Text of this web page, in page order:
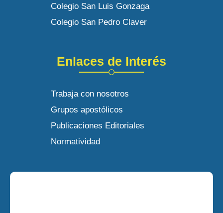
Colegio San Luis Gonzaga
Colegio San Pedro Claver
Enlaces de Interés
Trabaja con nosotros
Grupos apostólicos
Publicaciones Editoriales
Normatividad